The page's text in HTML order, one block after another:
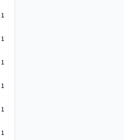
1
1
1
1
1
1